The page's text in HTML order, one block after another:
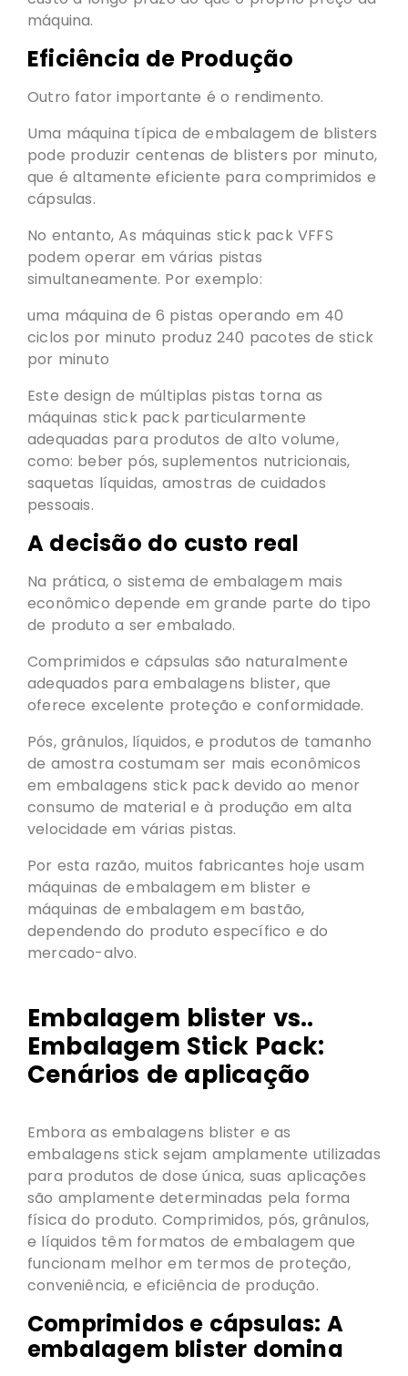
máquina.
Eficiência de Produção
Outro fator importante é o rendimento.
Uma máquina típica de embalagem de blisters
pode produzir centenas de blisters por minuto,
que é altamente eficiente para comprimidos e
cápsulas.
No entanto, As máquinas stick pack VFFS
podem operar em várias pistas
simultaneamente. Por exemplo:
uma máquina de 6 pistas operando em 40
ciclos por minuto produz 240 pacotes de stick
por minuto
Este design de múltiplas pistas torna as
máquinas stick pack particularmente
adequadas para produtos de alto volume,
como: beber pós, suplementos nutricionais,
saquetas líquidas, amostras de cuidados
pessoais.
A decisão do custo real
Na prática, o sistema de embalagem mais
econômico depende em grande parte do tipo
de produto a ser embalado.
Comprimidos e cápsulas são naturalmente
adequados para embalagens blister, que
oferece excelente proteção e conformidade.
Pós, grânulos, líquidos, e produtos de tamanho
de amostra costumam ser mais econômicos
em embalagens stick pack devido ao menor
consumo de material e à produção em alta
velocidade em várias pistas.
Por esta razão, muitos fabricantes hoje usam
máquinas de embalagem em blister e
máquinas de embalagem em bastão,
dependendo do produto específico e do
mercado-alvo.
Embalagem blister vs..
Embalagem Stick Pack:
Cenários de aplicação
Embora as embalagens blister e as
embalagens stick sejam amplamente utilizadas
para produtos de dose única, suas aplicações
são amplamente determinadas pela forma
física do produto. Comprimidos, pós, grânulos,
e líquidos têm formatos de embalagem que
funcionam melhor em termos de proteção,
conveniência, e eficiência de produção.
Comprimidos e cápsulas: A
embalagem blister domina